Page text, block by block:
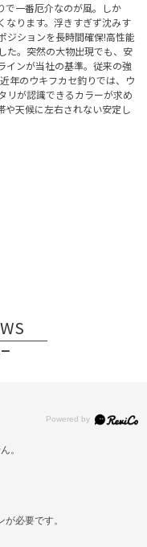
で一番厄介なのが風。しか
なります。浮きすぎず沈みす
ジションを長時間確保!高性能
た。突然の大物出現でも、安
インが当社の基準。従来の強
年のウキフカセ釣りでは、ウ
リが認識できるカラーが求め
や天候に左右されない安定し
。
が必要です。